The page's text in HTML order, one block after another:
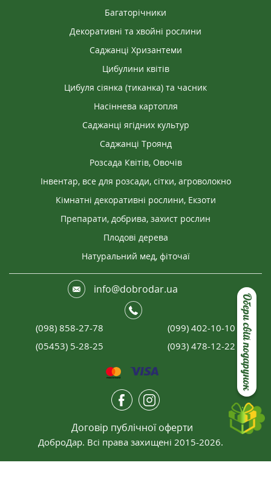
Обери свій подарунок
Багаторічники
Декоративні та хвойні рослини
Саджанці Хризантеми
Цибулини квітів
Цибуля сіянка (тиканка) та часник
Насіннева картопля
Саджанці ягідних культур
Саджанці Троянд
Розсада Квітів, Овочів
Інвентар, все для розсади, сітки, агроволокно
Кімнатні декоративні рослини, Екзоти
Препарати, добрива, захист рослин
Плодові дерева
Натуральний мед, фіточаї
info@dobrodar.ua
(098) 858-27-78
(099) 402-10-10
(05453) 5-28-25
(093) 478-12-22
Договір публічної оферти
ДоброДар. Всі права захищені 2015-2026.